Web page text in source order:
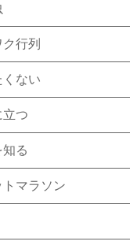
行列
ない
立つ
る
トマラソン